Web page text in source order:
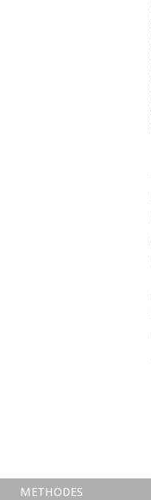
METHODES